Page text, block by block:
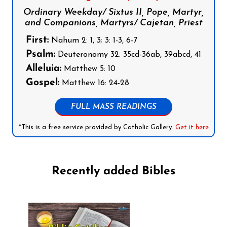
Ordinary Weekday/ Sixtus II, Pope, Martyr,
and Companions, Martyrs/ Cajetan, Priest
First: Nahum 2: 1, 3; 3: 1-3, 6-7
Psalm: Deuteronomy 32: 35cd-36ab, 39abcd, 41
Alleluia: Matthew 5: 10
Gospel: Matthew 16: 24-28
FULL MASS READINGS
*This is a free service provided by Catholic Gallery. Get it here
Recently added Bibles